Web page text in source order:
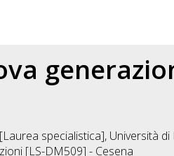
[Laurea specialistica], Università di
[LS-DM509] - Cesena